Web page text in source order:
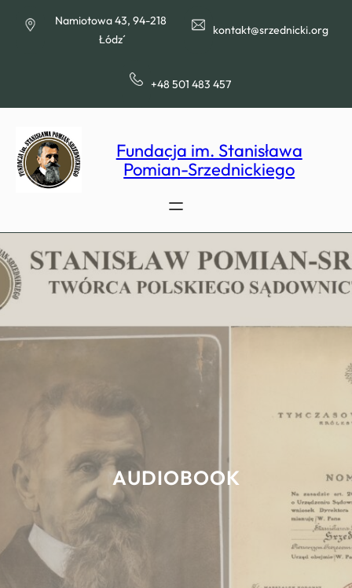
Namiotowa 43, 94-218
Łódź
kontakt@srzednicki.org
+48 501 483 457
Fundacja im. Stanisława
Pomian-Srzednickiego
AUDIOBOOK